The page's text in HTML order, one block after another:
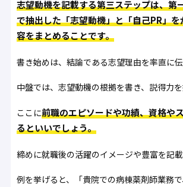
志望動機を記載する第三ステップは、第
で抽出した「志望動機」と「自己PR」
容をまとめることです。
書き始めは、結論である志望理由を率直に伝
中盤では、志望動機の根拠を書き、説得力を
ここに前職のエピソードや功績、資格や
るといいでしょう。
締めに就職後の活躍のイメージや豊富を記載
例を挙げると、「貴院での病棟薬剤師業務